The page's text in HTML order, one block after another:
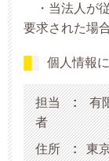
・当法人が
要求された場
個人情報
担当 : 有
者
住所 : 東